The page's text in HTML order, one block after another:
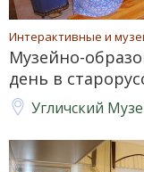
Интерактивные и
Музейно-
день в
Угличский